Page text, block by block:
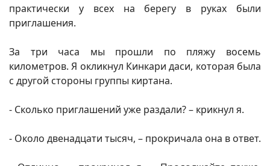
практически у всех на берегу в руках были
приглашения.
За три часа мы прошли по пляжу восемь
километров. Я окликнул Кинкари даси, которая была
с другой стороны группы киртана.
- Сколько приглашений уже раздали? – крикнул я.
- Около двенадцати тысяч, – прокричала она в ответ.